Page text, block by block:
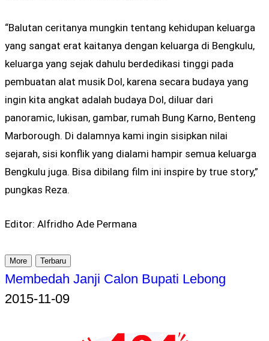
“Balutan ceritanya mungkin tentang kehidupan keluarga
yang sangat erat kaitanya dengan keluarga di Bengkulu,
keluarga yang sejak dahulu berdedikasi tinggi pada
pembuatan alat musik Dol, karena secara budaya yang
ingin kita angkat adalah budaya Dol, diluar dari
panoramic, lukisan, gambar, rumah Bung Karno, Benteng
Marborough. Di dalamnya kami ingin sisipkan nilai
sejarah, sisi konflik yang dialami hampir semua keluarga
Bengkulu juga. Bisa dibilang film ini inspire by true story,”
pungkas Reza.
Editor: Alfridho Ade Permana
More Terbaru
Membedah Janji Calon Bupati Lebong
2015-11-09